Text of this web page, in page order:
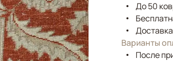
До 50
Варианты
После